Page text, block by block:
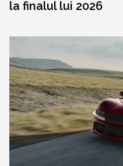
la finalul lui 2026